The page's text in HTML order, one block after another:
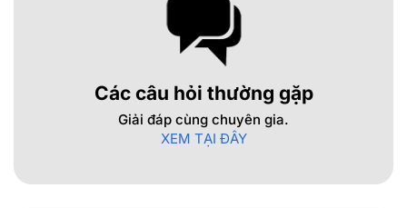
Các câu hỏi thường gặp
Giải đáp cùng chuyên gia.
XEM TẠI ĐÂY